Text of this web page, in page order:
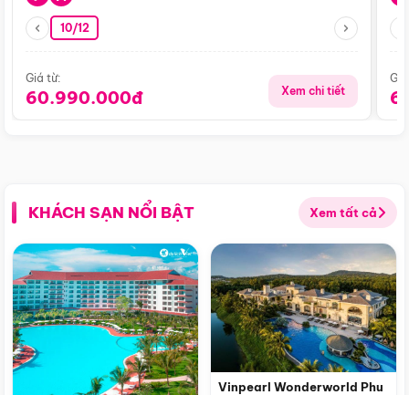
10/12
Giá từ:
60.990.000đ Xem chi tiết
KHÁCH SẠN NỔI BẬT Xem tất cả
Vinpearl Wonderworld Phu